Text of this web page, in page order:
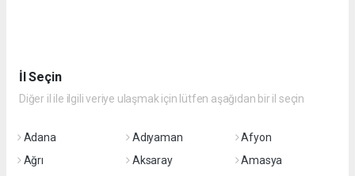
İl Seçin
Diğer il ile ilgili veriye ulaşmak için lütfen aşağıdan bir il seçin
Adana Adıyaman
Afyon
Ağrı
Aksaray
Amasya